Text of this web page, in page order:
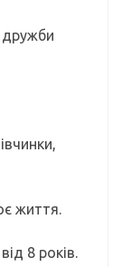
дружби
життя.
8 років.